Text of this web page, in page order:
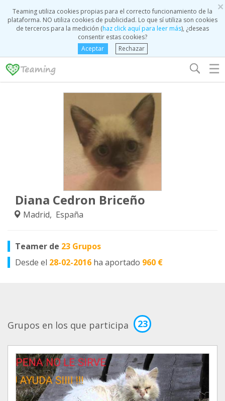
×
Teaming utiliza cookies propias para el correcto funcionamiento de la
plataforma. NO utiliza cookies de publicidad. Lo que sí utiliza son cookies
de terceros para la medición (haz click aquí para leer más), ¿deseas
consentir estas cookies?
Aceptar
Rechazar
☰
Diana Cedron Briceño
Madrid, España
Teamer de 23 Grupos
Desde el 28-02-2016 ha aportado 960 €
Grupos en los que participa 23